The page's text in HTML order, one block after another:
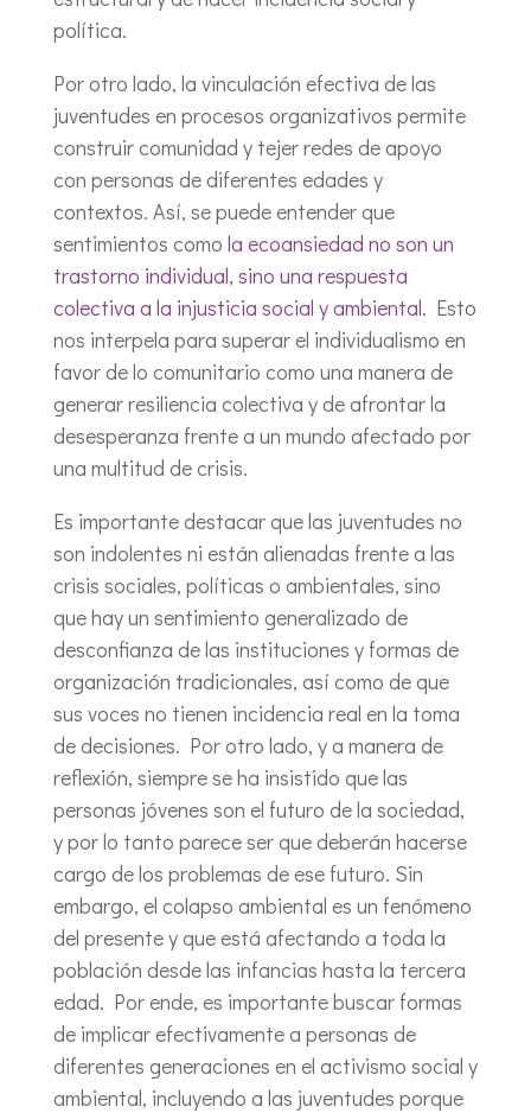
política.
Por otro lado, la vinculación efectiva de las
juventudes en procesos organizativos permite
construir comunidad y tejer redes de apoyo
con personas de diferentes edades y
contextos. Así, se puede entender que
sentimientos como la ecoansiedad no son un
trastorno individual, sino una respuesta
colectiva a la injusticia social y ambiental. Esto
nos interpela para superar el individualismo en
favor de lo comunitario como una manera de
generar resiliencia colectiva y de afrontar la
desesperanza frente a un mundo afectado por
una multitud de crisis.
Es importante destacar que las juventudes no
son indolentes ni están alienadas frente a las
crisis sociales, políticas o ambientales, sino
que hay un sentimiento generalizado de
desconfianza de las instituciones y formas de
organización tradicionales, así como de que
sus voces no tienen incidencia real en la toma
de decisiones. Por otro lado, y a manera de
reflexión, siempre se ha insistido que las
personas jóvenes son el futuro de la sociedad,
y por lo tanto parece ser que deberán hacerse
cargo de los problemas de ese futuro. Sin
embargo, el colapso ambiental es un fenómeno
del presente y que está afectando a toda la
población desde las infancias hasta la tercera
edad. Por ende, es importante buscar formas
de implicar efectivamente a personas de
diferentes generaciones en el activismo social y
ambiental, incluyendo a las juventudes porque